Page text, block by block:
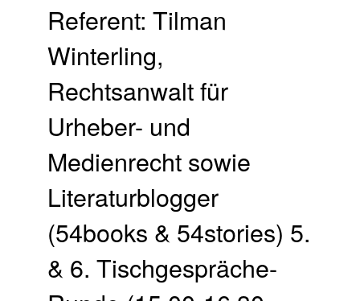
Referent: Tilman
Winterling,
Rechtsanwalt für
Urheber- und
Medienrecht sowie
Literaturblogger
(54books & 54stories) 5.
& 6. Tischgespräche-